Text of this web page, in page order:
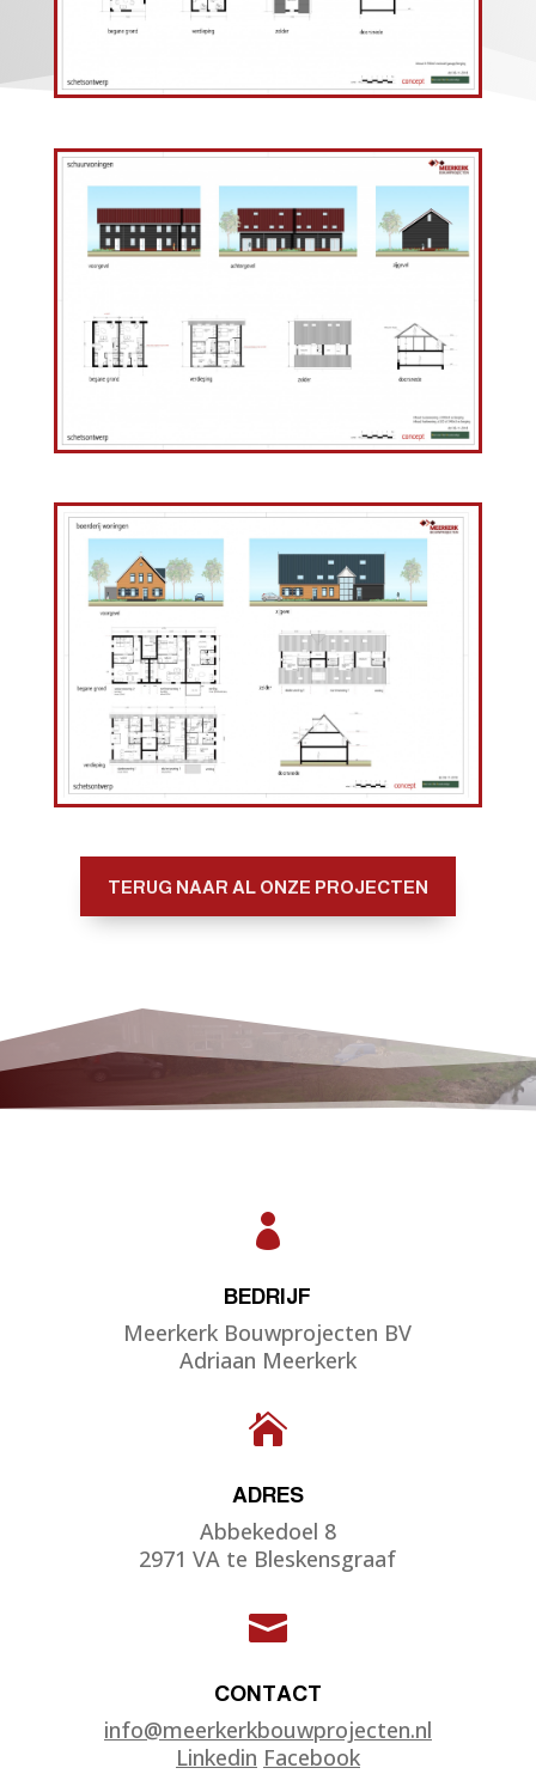
TERUG NAAR AL ONZE PROJECTEN

BEDRIJF
Meerkerk Bouwprojecten BV
Adriaan Meerkerk

ADRES
Abbekedoel 8
2971 VA te Bleskensgraaf

CONTACT
info@meerkerkbouwprojecten.nl
Linkedin Facebook